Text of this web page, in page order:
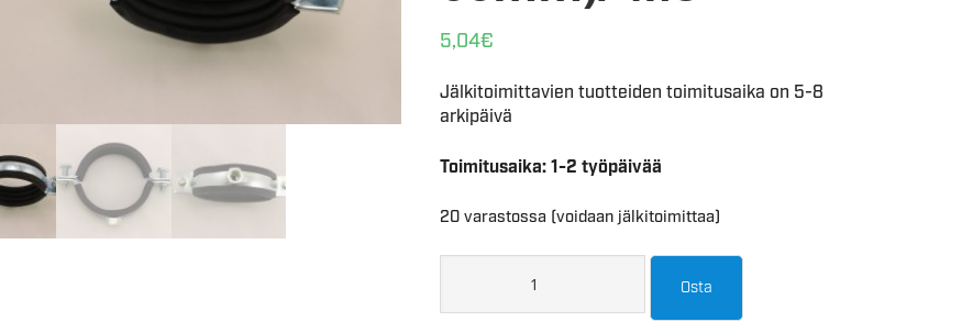
5,04€
Jälkitoimittavien tuotteiden toimitusaika on 5-8
arkipäivä
Toimitusaika: 1-2 työpäivää
20 varastossa (voidaan jälkitoimittaa)
Osta